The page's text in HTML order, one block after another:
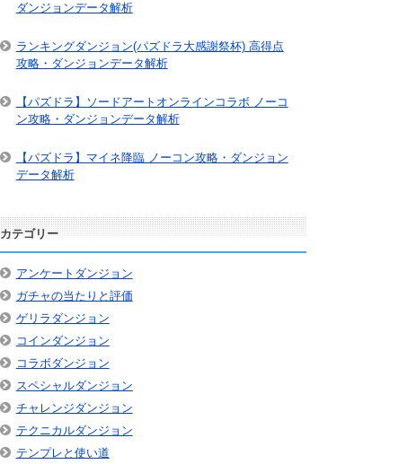
ダンジョンデータ解析
ランキングダンジョン(パズドラ大感謝祭杯) 高得点
攻略・ダンジョンデータ解析
【パズドラ】ソードアートオンラインコラボ ノーコ
ン攻略・ダンジョンデータ解析
【パズドラ】マイネ降臨 ノーコン攻略・ダンジョン
データ解析
カテゴリー
アンケートダンジョン
ガチャの当たりと評価
ゲリラダンジョン
コインダンジョン
コラボダンジョン
スペシャルダンジョン
チャレンジダンジョン
テクニカルダンジョン
テンプレと使い道